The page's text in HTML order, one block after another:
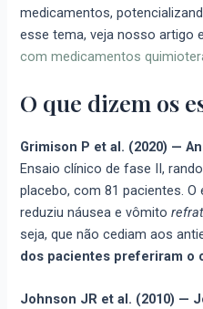
medicamentos,
esse tema, veja nosso artigo
com medicamentos
O que dizem os
Grimison P et al. (2020) —
Ensaio clínico de fase II,
placebo, com 81 pacientes. O
reduziu náusea e vômito
seja, que não cediam aos
dos pacientes preferiram o
Johnson JR et al. (2010) —